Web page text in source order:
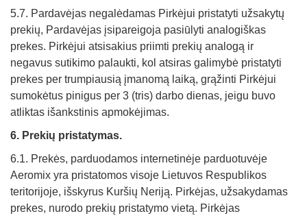
5.7. Pardavėjas negalėdamas Pirkėjui pristatyti užsakytų
prekių, Pardavėjas įsipareigoja pasiūlyti analogiškas
prekes. Pirkėjui atsisakius priimti prekių analogą ir
negavus sutikimo palaukti, kol atsiras galimybė pristatyti
prekes per trumpiausią įmanomą laiką, grąžinti Pirkėjui
sumokėtus pinigus per 3 (tris) darbo dienas, jeigu buvo
atliktas išankstinis apmokėjimas.
6. Prekių pristatymas.
6.1. Prekės, parduodamos internetinėje parduotuvėje
Aeromix yra pristatomos visoje Lietuvos Respublikos
teritorijoje, išskyrus Kuršių Neriją. Pirkėjas, užsakydamas
prekes, nurodo prekių pristatymo vietą. Pirkėjas